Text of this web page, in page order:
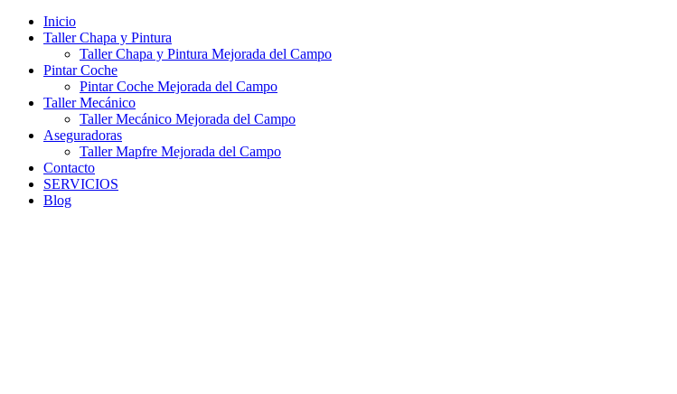
Inicio
Taller Chapa y Pintura
Taller Chapa y Pintura Mejorada del Campo
Pintar Coche
Pintar Coche Mejorada del Campo
Taller Mecánico
Taller Mecánico Mejorada del Campo
Aseguradoras
Taller Mapfre Mejorada del Campo
Contacto
SERVICIOS
Blog